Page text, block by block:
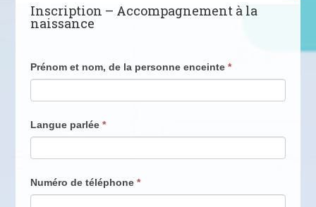
Inscription – Accompagnement à la
naissance
Formulaire
Demande
d'accompagnement
à
la
naissance
Prénom et nom, de la personne enceinte *
Langue parlée *
Numéro de téléphone *